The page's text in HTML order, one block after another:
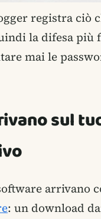
registra ciò
la difesa più
mai le
sul
arrivano
: un download